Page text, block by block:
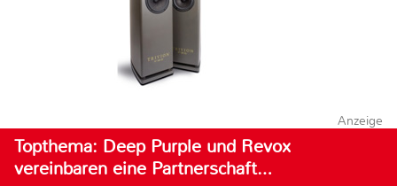
Anzeige
Topthema: Deep Purple und Revox
vereinbaren eine Partnerschaft…